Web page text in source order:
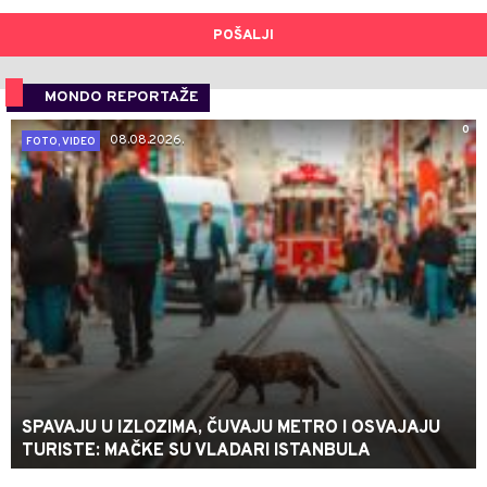
POŠALJI
MONDO REPORTAŽE
0
FOTO, VIDEO
08.08.2026.
SPAVAJU U IZLOZIMA, ČUVAJU METRO I OSVAJAJU
TURISTE: MAČKE SU VLADARI ISTANBULA